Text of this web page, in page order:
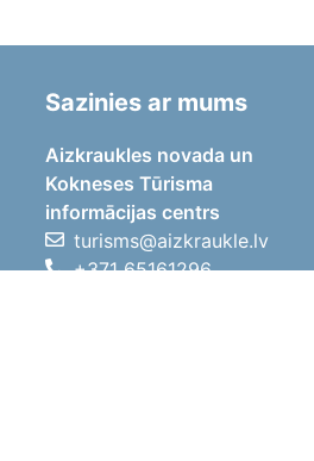
Sazinies ar mums
Aizkraukles novada un
Kokneses Tūrisma
informācijas centrs
turisms@aizkraukle.lv
+371 65161296